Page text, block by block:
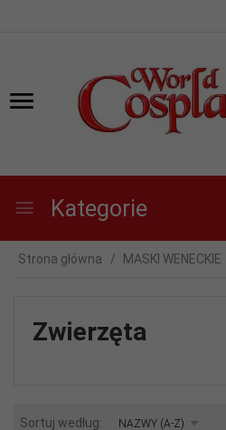
Kategorie
Strona główna MASKI WENECKIE
Zwierzęta
Sortuj według: sortNAZWY (A-Z)